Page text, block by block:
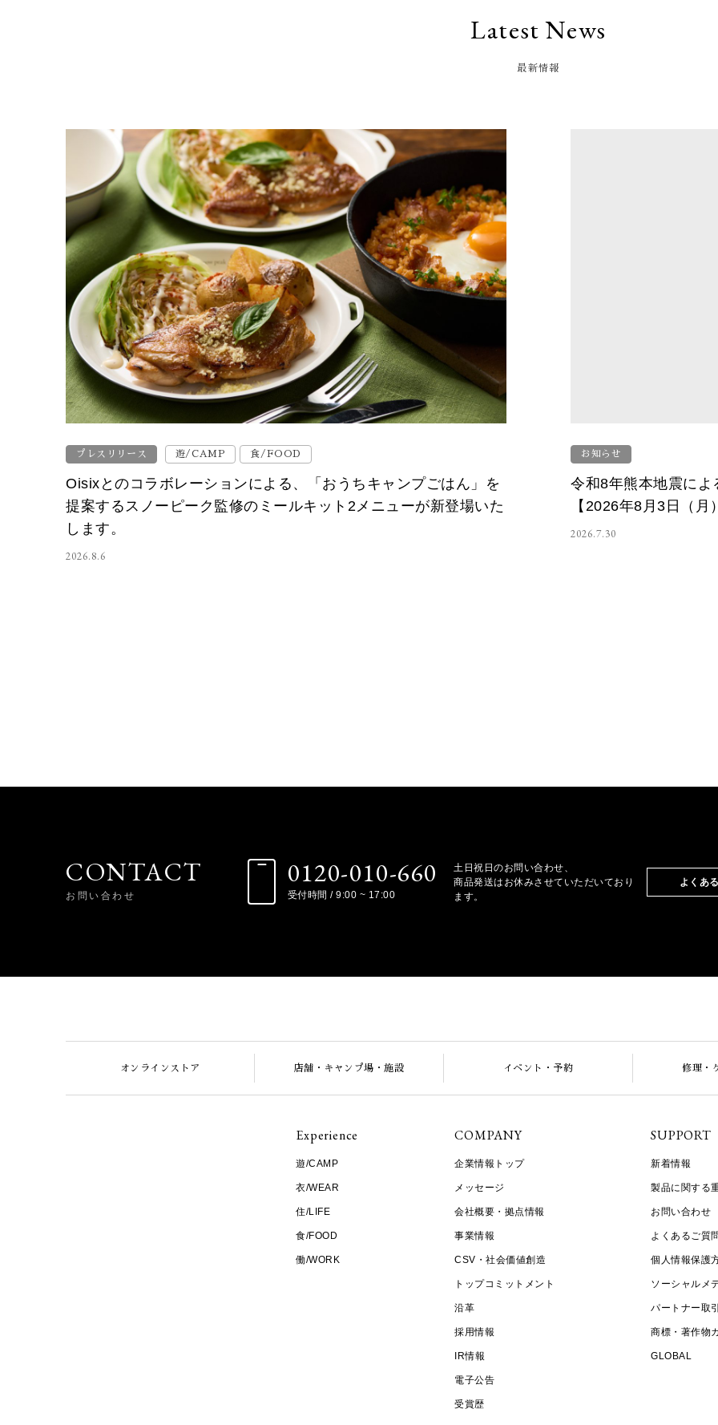
Latest News
最新情報
プレスリリース 遊/CAMP 食/FOOD
Oisixとのコラボレーションによる、「おうちキャンプごはん」を
提案するスノーピーク監修のミールキット2メニューが新登場いた
します。
2026.8.6
お知らせ
令和8年熊本地震によ
【2026年8月3日（月
2026.7.30
CONTACT
お問い合わせ
0120-010-660
受付時間 / 9:00 ~ 17:00
土日祝日のお問い合わせ、
商品発送はお休みさせていただいており
ます。
よくあ
オンラインストア 店舗・キャンプ場・施設 イベント・予約 修理・
Experience
遊/CAMP
衣/WEAR
住/LIFE
食/FOOD
働/WORK
COMPANY
企業情報トップ
メッセージ
会社概要・拠点情報
事業情報
CSV・社会価値創造
トップコミットメント
沿革
採用情報
IR情報
電子公告
受賞歴
SUPPORT
新着情報
製品に関する
お問い合わせ
よくあるご質
個人情報保護
ソーシャルメ
パートナー取
商標・著作物
GLOBAL